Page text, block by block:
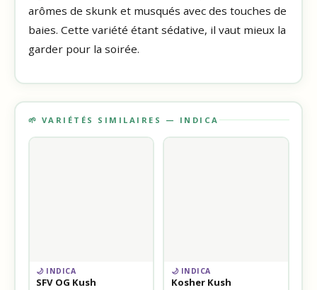
arômes de skunk et musqués avec des touches de
baies. Cette variété étant sédative, il vaut mieux la
garder pour la soirée.
🌱 VARIÉTÉS SIMILAIRES — INDICA
🌙 INDICA
SFV OG Kush
🌙 INDICA
Kosher Kush